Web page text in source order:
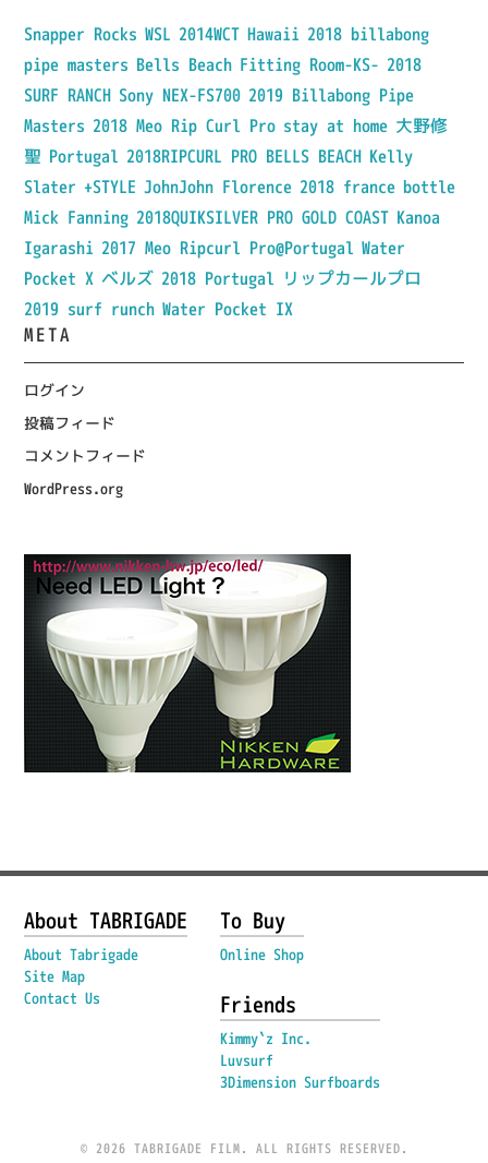
Snapper Rocks WSL 2014WCT Hawaii 2018 billabong
pipe masters Bells Beach Fitting Room-KS- 2018
SURF RANCH Sony NEX-FS700 2019 Billabong Pipe
Masters 2018 Meo Rip Curl Pro stay at home 大野修
聖 Portugal 2018RIPCURL PRO BELLS BEACH Kelly
Slater +STYLE JohnJohn Florence 2018 france bottle
Mick Fanning 2018QUIKSILVER PRO GOLD COAST Kanoa
Igarashi 2017 Meo Ripcurl Pro@Portugal Water
Pocket X ベルズ 2018 Portugal リップカールプロ
2019 surf runch Water Pocket IX
META
ログイン
投稿フィード
コメントフィード
WordPress.org
About TABRIGADE
About Tabrigade
Site Map
Contact Us
To Buy
Online Shop
Friends
Kimmy`z Inc.
Luvsurf
3Dimension Surfboards
© 2026 TABRIGADE FILM. ALL RIGHTS RESERVED.